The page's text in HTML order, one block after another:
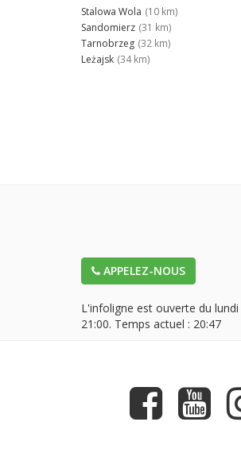
Stalowa Wola (10 km)
Sandomierz (31 km)
Tarnobrzeg (32 km)
Leżajsk (34 km)
APPELEZ-NOUS
L'infoligne est ouverte du
21:00. Temps actuel : 20:47